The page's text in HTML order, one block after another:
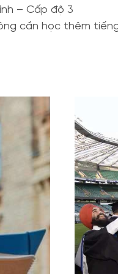
– Cấp độ 3
cần học thêm